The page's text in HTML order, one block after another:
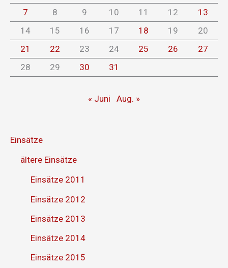
7
8 9 10 11 12
13
14
15 16 17 18 19
20
21
22 23 24 25 26
27
28
29 30 31
« Juni Aug. »
Einsätze
ältere Einsätze
Einsätze 2011
Einsätze 2012
Einsätze 2013
Einsätze 2014
Einsätze 2015